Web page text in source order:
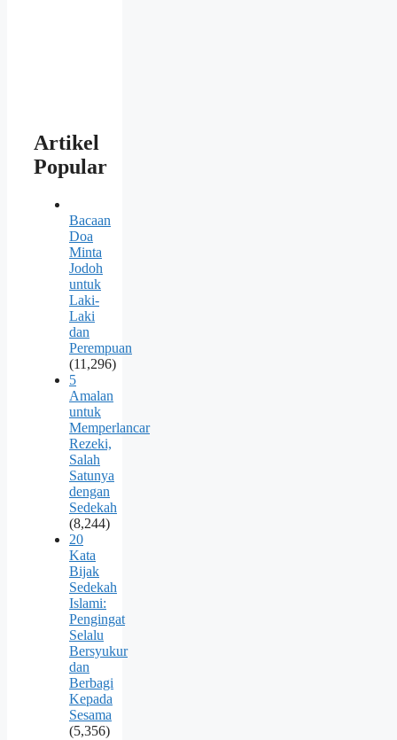
Artikel
Popular
Bacaan
Doa
Minta
Jodoh
untuk
Laki-
Laki
dan
Perempuan
(11,296)
5
Amalan
untuk
Memperlancar
Rezeki,
Salah
Satunya
dengan
Sedekah
(8,244)
20
Kata
Bijak
Sedekah
Islami:
Pengingat
Selalu
Bersyukur
dan
Berbagi
Kepada
Sesama
(5,356)